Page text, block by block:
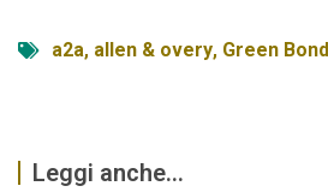
a2a, allen & overy, Green Bond
Leggi anche...